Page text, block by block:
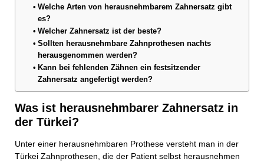
Welche Arten von herausnehmbarem Zahnersatz gibt
es?
Welcher Zahnersatz ist der beste?
Sollten herausnehmbare Zahnprothesen nachts
herausgenommen werden?
Kann bei fehlenden Zähnen ein festsitzender
Zahnersatz angefertigt werden?
Was ist herausnehmbarer Zahnersatz in
der Türkei?
Unter einer herausnehmbaren Prothese versteht man in der
Türkei Zahnprothesen, die der Patient selbst herausnehmen